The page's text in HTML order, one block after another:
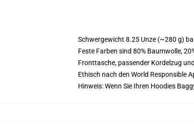
Schwergewicht 8.25 Unze (~280 g)
Feste Farben sind 80% Baumwolle,
Fronttasche, passender Kordelzug
Ethisch nach den World Responsible
Hinweis: Wenn Sie Ihren Hoodies